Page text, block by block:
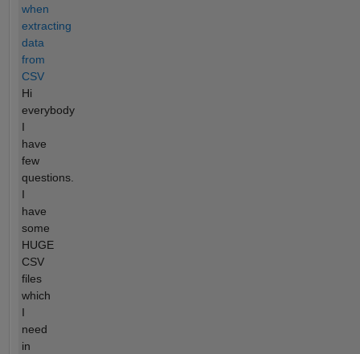
when
extracting
data
from
CSV
Hi
everybody
I
have
few
questions.
I
have
some
HUGE
CSV
files
which
I
need
in